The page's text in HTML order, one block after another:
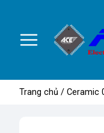
Trang chủ / Ceramic